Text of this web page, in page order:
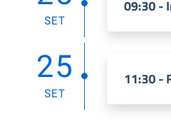
SET
09:30 -
25
SET
11:30 -